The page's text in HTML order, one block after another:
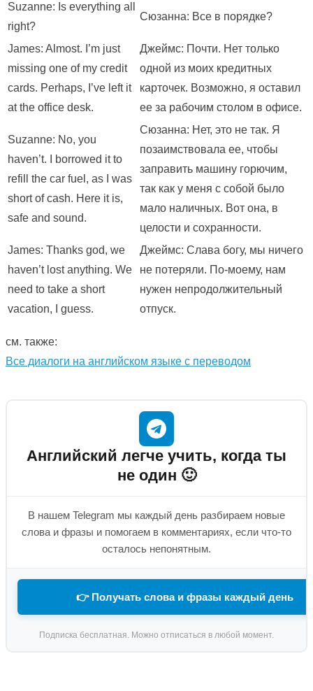
Suzanne: Is everything all
right?
Сюзанна: Все в порядке?
James: Almost. I’m just
missing one of my credit
cards. Perhaps, I’ve left it
at the office desk.
Джеймс: Почти. Нет только
одной из моих кредитных
карточек. Возможно, я оставил
ее за рабочим столом в офисе.
Suzanne: No, you
haven’t. I borrowed it to
refill the car fuel, as I was
short of cash. Here it is,
safe and sound.
Сюзанна: Нет, это не так. Я
позаимствовала ее, чтобы
заправить машину горючим,
так как у меня с собой было
мало наличных. Вот она, в
целости и сохранности.
James: Thanks god, we
haven’t lost anything. We
need to take a short
vacation, I guess.
Джеймс: Слава богу, мы ничего
не потеряли. По-моему, нам
нужен непродолжительный
отпуск.
см. также:
Все диалоги на английском языке с переводом
Английский легче учить, когда ты
не один 🙂
В нашем Telegram мы каждый день разбираем новые
слова и фразы и помогаем в комментариях, если что-то
осталось непонятным.
👉 Получать слова и фразы каждый день
Подписка бесплатная. Можно отписаться в любой момент.